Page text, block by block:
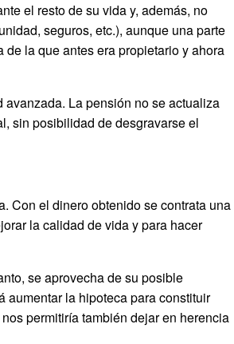
el resto de su vida y, además, no
seguros, etc.), aunque una parte
la que antes era propietario y ahora
La pensión no se actualiza
sin posibilidad de desgravarse el
Con el dinero obtenido se contrata una
la calidad de vida y para hacer
se aprovecha de su posible
aumentar la hipoteca para constituir
permitiría también dejar en herencia